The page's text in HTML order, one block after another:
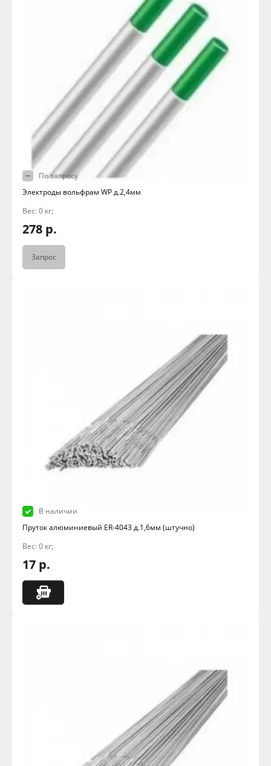
По запросу
Электроды вольфрам WP д.2,4мм
Вес: 0 кг;
278 р.
Запрос
В наличии
Пруток алюминиевый ER-4043 д.1,6мм (штучно)
Вес: 0 кг;
17 р.